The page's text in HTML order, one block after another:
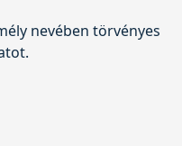
nevében törvényes